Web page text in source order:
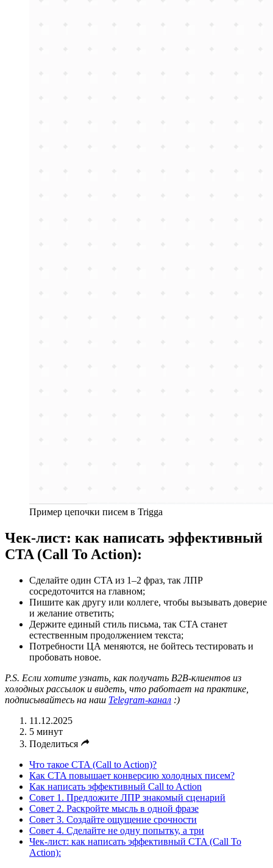
Пример цепочки писем в Trigga
Чек-лист: как написать эффективный
CTA (Call To Action):
Сделайте один CTA из 1–2 фраз, так ЛПР
сосредоточится на главном;
Пишите как другу или коллеге, чтобы вызывать доверие
и желание ответить;
Держите единый стиль письма, так CTA станет
естественным продолжением текста;
Потребности ЦА меняются, не бойтесь тестировать и
пробовать новое.
P.S. Если хотите узнать, как получать B2B-клиентов из
холодных рассылок и видеть, что работает на практике,
подписывайтесь на наш Telegram-канал :)
11.12.2025
5 минут
Поделиться
Что такое CTA (Call to Action)?
Как CTA повышает конверсию холодных писем?
Как написать эффективный Call to Action
Совет 1. Предложите ЛПР знакомый сценарий
Совет 2. Раскройте мысль в одной фразе
Совет 3. Создайте ощущение срочности
Совет 4. Сделайте не одну попытку, а три
Чек-лист: как написать эффективный CTA (Call To
Action):